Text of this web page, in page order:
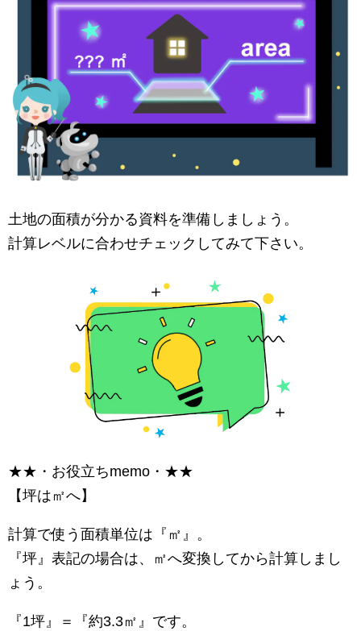
土地の面積が分かる資料を準備しましょう。
計算レベルに合わせチェックしてみて下さい。
★★・お役立ちmemo・★★
【坪は㎡へ】
計算で使う面積単位は『㎡』。
『坪』表記の場合は、㎡へ変換してから計算しまし
ょう。
『1坪』＝『約3.3㎡』です。